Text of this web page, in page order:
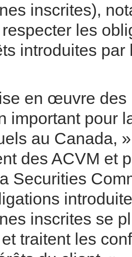
inscrites),
les
introduites
en œuvre des
important pour
au Canada,
des ACVM et
Securities
inscrites se
traitent les